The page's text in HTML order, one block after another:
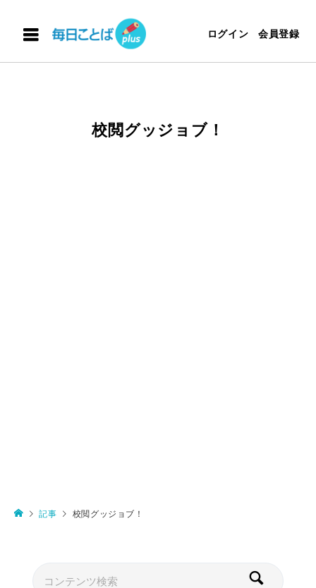
ログイン 会員登録
校閲グッジョブ！
記事 校閲グッジョブ！